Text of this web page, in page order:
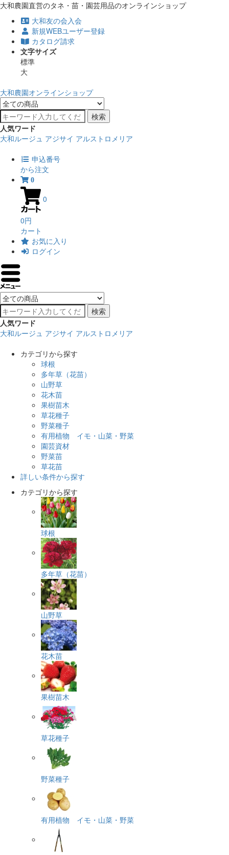
大和農園直営のタネ・苗・園芸用品のオンラインショップ
大和友の会入会
新規WEBユーザー登録
カタログ請求
文字サイズ
標準
大
大和農園オンラインショップ
検索
人気ワード
大和ルージュ アジサイ アルストロメリア
申込番号
から注文
0
0
0円
カート
お気に入り
ログイン
検索
人気ワード
大和ルージュ アジサイ アルストロメリア
カテゴリから探す
球根
多年草（花苗）
山野草
花木苗
果樹苗木
草花種子
野菜種子
有用植物 イモ・山菜・野菜
園芸資材
野菜苗
草花苗
詳しい条件から探す
カテゴリから探す
球根
多年草（花苗）
山野草
花木苗
果樹苗木
草花種子
野菜種子
有用植物 イモ・山菜・野菜